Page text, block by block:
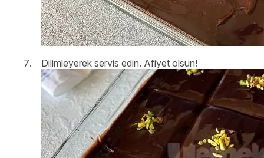
Dilimleyerek servis edin. Afiyet olsun!